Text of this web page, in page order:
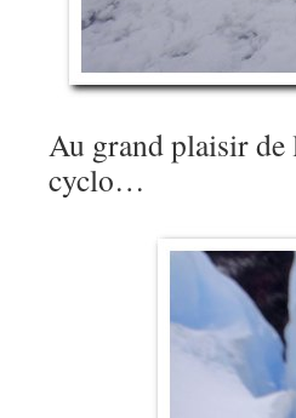
Au grand plaisir de
cyclo…